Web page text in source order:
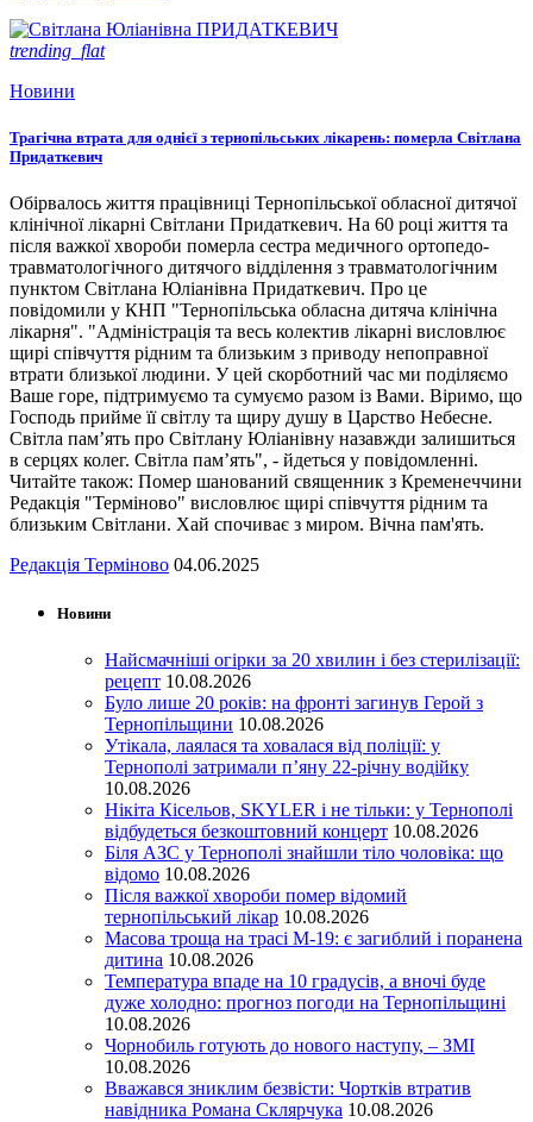
trending_flat
Новини
Трагічна втрата для однієї з тернопільських лікарень: померла Світлана
Придаткевич
Обірвалось життя працівниці Тернопільської обласної дитячої
клінічної лікарні Світлани Придаткевич. На 60 році життя та
після важкої хвороби померла сестра медичного ортопедо-
травматологічного дитячого відділення з травматологічним
пунктом Світлана Юліанівна Придаткевич. Про це
повідомили у КНП "Тернопільська обласна дитяча клінічна
лікарня". "Адміністрація та весь колектив лікарні висловлює
щирі співчуття рідним та близьким з приводу непоправної
втрати близької людини. У цей скорботний час ми поділяємо
Ваше горе, підтримуємо та сумуємо разом із Вами. Віримо, що
Господь прийме її світлу та щиру душу в Царство Небесне.
Світла пам’ять про Світлану Юліанівну назавжди залишиться
в серцях колег. Світла пам’ять", - йдеться у повідомленні.
Читайте також: Помер шанований священник з Кременеччини
Редакція "Терміново" висловлює щирі співчуття рідним та
близьким Світлани. Хай спочиває з миром. Вічна пам'ять.
Редакція Терміново 04.06.2025
Новини
Найсмачніші огірки за 20 хвилин і без стерилізації:
рецепт 10.08.2026
Було лише 20 років: на фронті загинув Герой з
Тернопільщини 10.08.2026
Утікала, лаялася та ховалася від поліції: у
Тернополі затримали п’яну 22-річну водійку
10.08.2026
Нікіта Кісельов, SKYLER і не тільки: у Тернополі
відбудеться безкоштовний концерт 10.08.2026
Біля АЗС у Тернополі знайшли тіло чоловіка: що
відомо 10.08.2026
Після важкої хвороби помер відомий
тернопільський лікар 10.08.2026
Масова троща на трасі М-19: є загиблий і поранена
дитина 10.08.2026
Температура впаде на 10 градусів, а вночі буде
дуже холодно: прогноз погоди на Тернопільщині
10.08.2026
Чорнобиль готують до нового наступу, – ЗМІ
10.08.2026
Вважався зниклим безвісти: Чортків втратив
навідника Романа Склярчука 10.08.2026